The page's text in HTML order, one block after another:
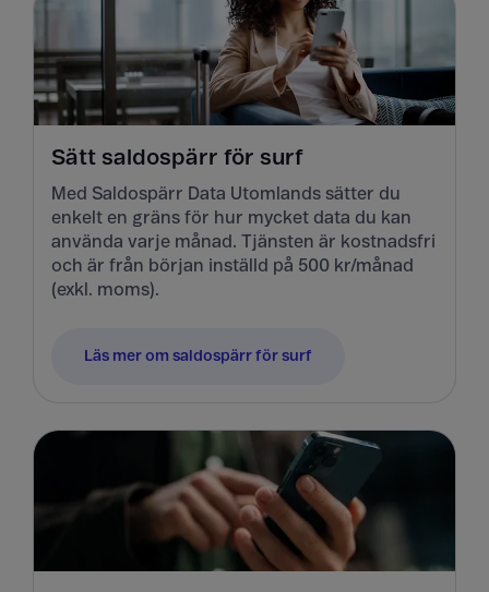
Sätt saldospärr för surf
Med Saldospärr Data Utomlands sätter du
enkelt en gräns för hur mycket data du kan
använda varje månad. Tjänsten är kostnadsfri
och är från början inställd på 500 kr/månad
(exkl. moms).
Läs mer om saldospärr för surf